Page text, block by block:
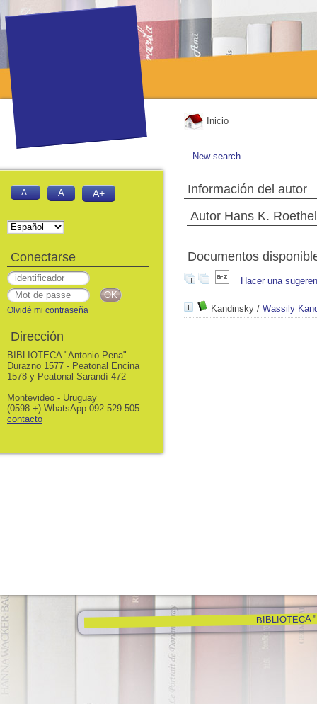
Inicio
New search
Información del autor
Autor Hans K.
Documentos
Hacer una
Kandinsky / Wassily
BIBLIOTECA
A- A A+
Conectarse
Olvidé mi contraseña
Dirección
BIBLIOTECA "Antonio Pena"
Durazno 1577 - Peatonal Encina
1578 y Peatonal Sarandí 472
Montevideo - Uruguay
(0598 +) WhatsApp 092 529 505
contacto